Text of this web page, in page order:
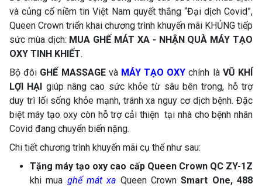
và củng cố niềm tin Việt Nam quyết thắng “Đại dịch Covid”,
Queen Crown triển khai chương trình khuyến mãi KHỦNG tiếp
sức mùa dịch: MUA GHẾ MÁT XA - NHẬN QUÀ MÁY TẠO
OXY TINH KHIẾT.
Bộ đôi GHẾ MASSAGEvà MÁY TẠO OXY chính là VŨ KHÍ
LỢI HẠI giúp nâng cao sức khỏe từ sâu bên trong, hỗ trợ
duy trì lối sống khỏe mạnh, tránh xa nguy cơ dịch bệnh. Đặc
biệt máy tạo oxy còn hỗ trợ cải thiện tại nhà cho bệnh nhân
Covid đang chuyển biến nặng.
Chi tiết chương trình khuyến mãi cụ thể như sau:
Tặng máy tạo oxy cao cấp Queen Crown QC ZY-1Z
khi mua ghế mát xa Queen CrownSmart One, 488